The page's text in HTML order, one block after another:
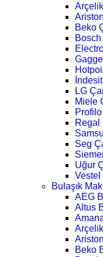
Beko
LG
Miele
Regal
Seg
Uğur
Vestel
Bulaşık
AEG
Altus
Beko